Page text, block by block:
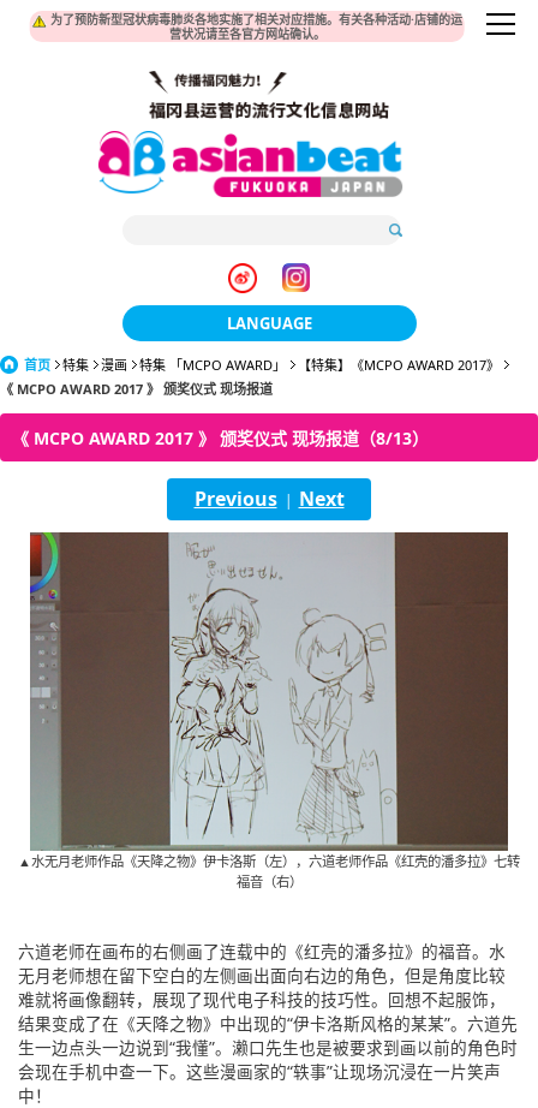
为了预防新型冠状病毒肺炎各地实施了相关对应措施。有关各种活动·店铺的运
营状况请至各官方网站确认。
LANGUAGE
日本語
한국어
簡体中文
繁體中文
English
ภาษาไทย
tiéng Viêt
Bahasa Indonesia
首页 特集 漫画 特集 「MCPO AWARD」
【特集】《MCPO AWARD 2017》
《 MCPO AWARD 2017 》 颁奖仪式 现场报道
《 MCPO AWARD 2017 》 颁奖仪式 现场报道（8/13）
Previous| Next
▲水无月老师作品《天降之物》伊卡洛斯（左），六道老师作品《红壳的潘多拉》七转
福音（右）
六道老师在画布的右侧画了连载中的《红壳的潘多拉》的福音。水
无月老师想在留下空白的左侧画出面向右边的角色，但是角度比较
难就将画像翻转，展现了现代电子科技的技巧性。回想不起服饰，
结果变成了在《天降之物》中出现的“伊卡洛斯风格的某某”。六道先
生一边点头一边说到“我懂”。濑口先生也是被要求到画以前的角色时
会现在手机中查一下。这些漫画家的“轶事”让现场沉浸在一片笑声
中！